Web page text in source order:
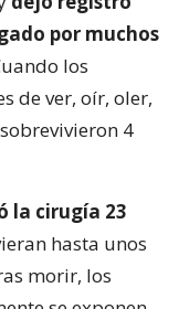
por muchos
los
de ver, oír, oler,
4
la cirugía 23
hasta unos
morir, los